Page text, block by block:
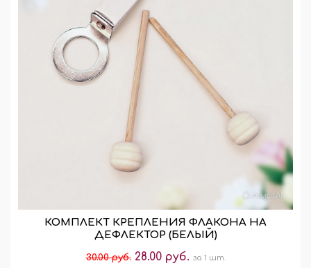
КОМПЛЕКТ КРЕПЛЕНИЯ ФЛАКОНА НА
ДЕФЛЕКТОР (БЕЛЫЙ)
30.00 руб. 28.00 руб. за 1 шт.